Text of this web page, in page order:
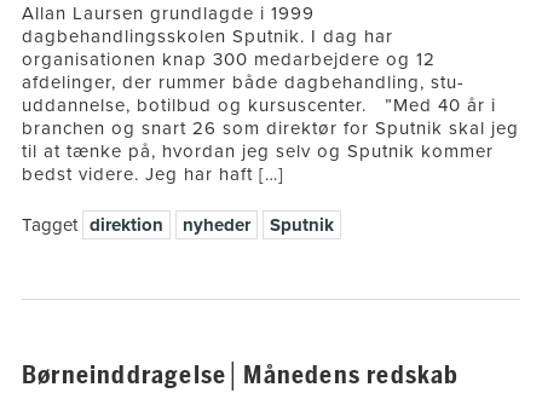
Allan Laursen grundlagde i 1999
dagbehandlingsskolen Sputnik. I dag har
organisationen knap 300 medarbejdere og 12
afdelinger, der rummer både dagbehandling, stu-
uddannelse, botilbud og kursuscenter. ”Med 40 år i
branchen og snart 26 som direktør for Sputnik skal jeg
til at tænke på, hvordan jeg selv og Sputnik kommer
bedst videre. Jeg har haft […]
Tagget direktion nyheder Sputnik
Børneinddragelse│Månedens redskab